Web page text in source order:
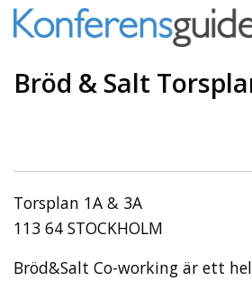
Bröd & Salt
Torsplan 1A & 3A
113 64 STOCKHOLM
Bröd&Salt Co-working är ett